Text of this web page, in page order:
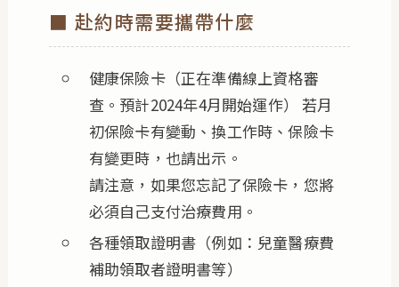
■ 赴約時需要攜帶什麼
健康保險卡（正在準備線上資格審
查。預計2024年4月開始運作） 若月
初保險卡有變動、換工作時、保險卡
有變更時，也請出示。
請注意，如果您忘記了保險卡，您將
必須自己支付治療費用。
各種領取證明書（例如：兒童醫療費
補助領取者證明書等）